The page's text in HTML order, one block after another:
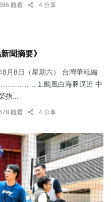
觀看 4 分享
聞摘要》
8月8日（星期六） 台灣華報編
1.颱風白海豚逼近 中
指...
觀看 4 分享